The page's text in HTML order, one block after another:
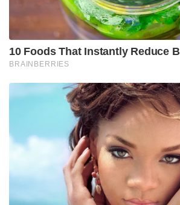
ടി ജി
അറസ്റ്റ്
കോടതിയില്‍